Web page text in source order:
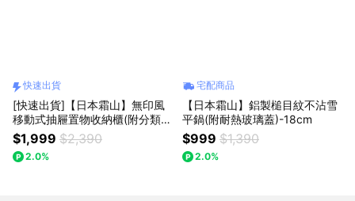
快速出貨
[快速出貨]【日本霜山】無印風
移動式抽屜置物收納櫃(附分類隔
板)-多款可選
$1,999 $2,390
2.0%
宅配商品
【日本霜山】鋁製槌目紋不沾雪
平鍋(附耐熱玻璃蓋)-18cm
$999 $1,390
2.0%